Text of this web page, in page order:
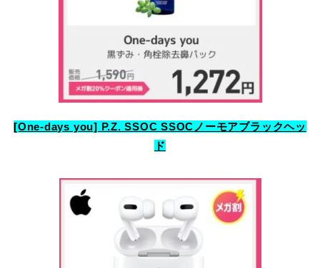
[One-days you] P.Z. SSOC SSOCノーモアブラックヘッ
ド